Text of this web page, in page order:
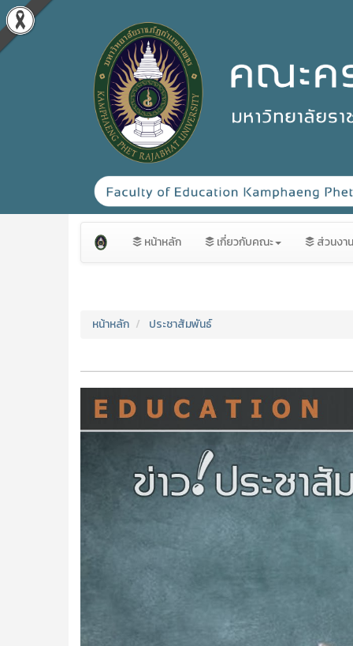
หน้าหลัก เกี่ยวกับคณะ ส่วนงาน
หน้าหลัก ประชาสัมพันธ์